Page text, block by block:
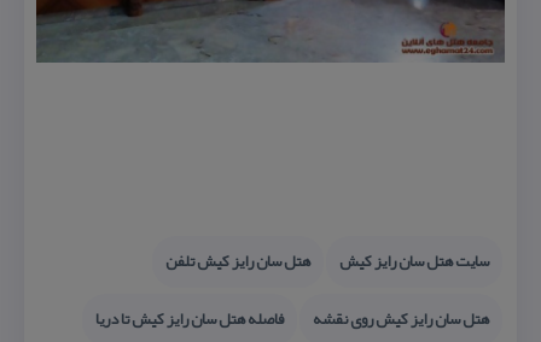
سایت هتل سان رایز كیش
هتل سان رایز كیش تلفن
هتل سان رایز كیش روی نقشه
فاصله هتل سان رایز كیش تا دریا